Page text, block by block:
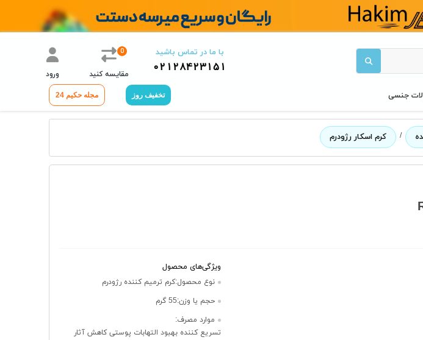
با ما در تماس باشید
02128423151
0
مقایسه کنید ورود
جنسی تخفیف روز مجله حکیم 24
/ کرم اسکار رژودرم
ویژگی‌های محصول
نوع محصول:کرم ترمیم کننده رژودرم
حجم یا وزن:55 گرم
موارد مصرف:
تسریع کننده بهبود التهابات پوستی کاهش آثار